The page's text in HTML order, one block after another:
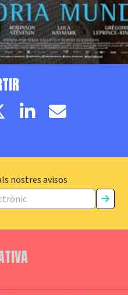
page
Twitter page
LinkedinEmail
nostres avisos